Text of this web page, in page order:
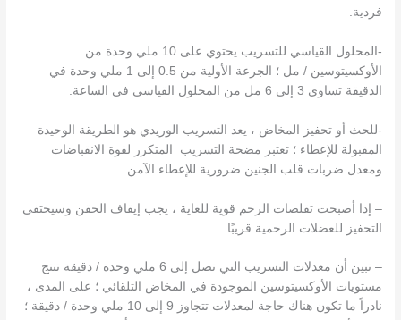
فردية.
-المحلول القياسي للتسريب يحتوي على 10 ملي وحدة من
الأوكسيتوسين / مل ؛ الجرعة الأولية من 0.5 إلى 1 ملي وحدة في
الدقيقة تساوي 3 إلى 6 مل من المحلول القياسي في الساعة.
-للحث أو تحفيز المخاض ، يعد التسريب الوريدي هو الطريقة الوحيدة
المقبولة للإعطاء ؛ تعتبر مضخة التسريب المتكرر لقوة الانقباضات
ومعدل ضربات قلب الجنين ضرورية للإعطاء الآمن.
– إذا أصبحت تقلصات الرحم قوية للغاية ، يجب إيقاف الحقن وسيختفي
التحفيز للعضلات الرحمية قريبًا.
– تبين أن معدلات التسريب التي تصل إلى 6 ملي وحدة / دقيقة تنتج
مستويات الأوكسيتوسين الموجودة في المخاض التلقائي ؛ على المدى ،
نادراً ما تكون هناك حاجة لمعدلات تتجاوز 9 إلى 10 ملي وحدة / دقيقة ؛